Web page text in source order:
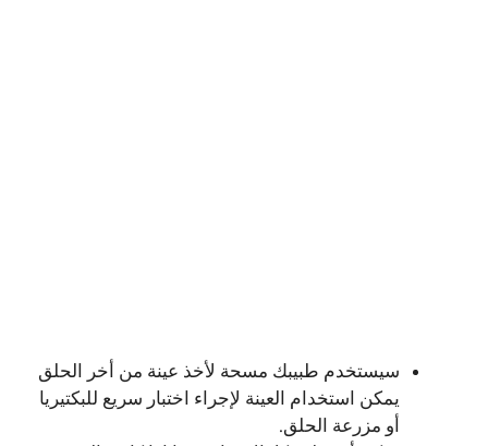
سيستخدم طبيبك مسحة لأخذ عينة من أخر الحلق
يمكن استخدام العينة لإجراء اختبار سريع للبكتيريا
أو مزرعة الحلق.